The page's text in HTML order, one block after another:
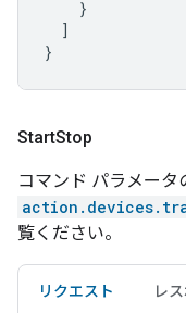
}
]
}
StartStop
コマンド パラメータ
覧ください。
リクエスト レ